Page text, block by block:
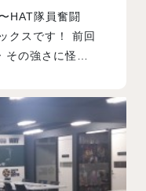
HAT隊員奮闘
クスです！ 前回
その強さに怪…